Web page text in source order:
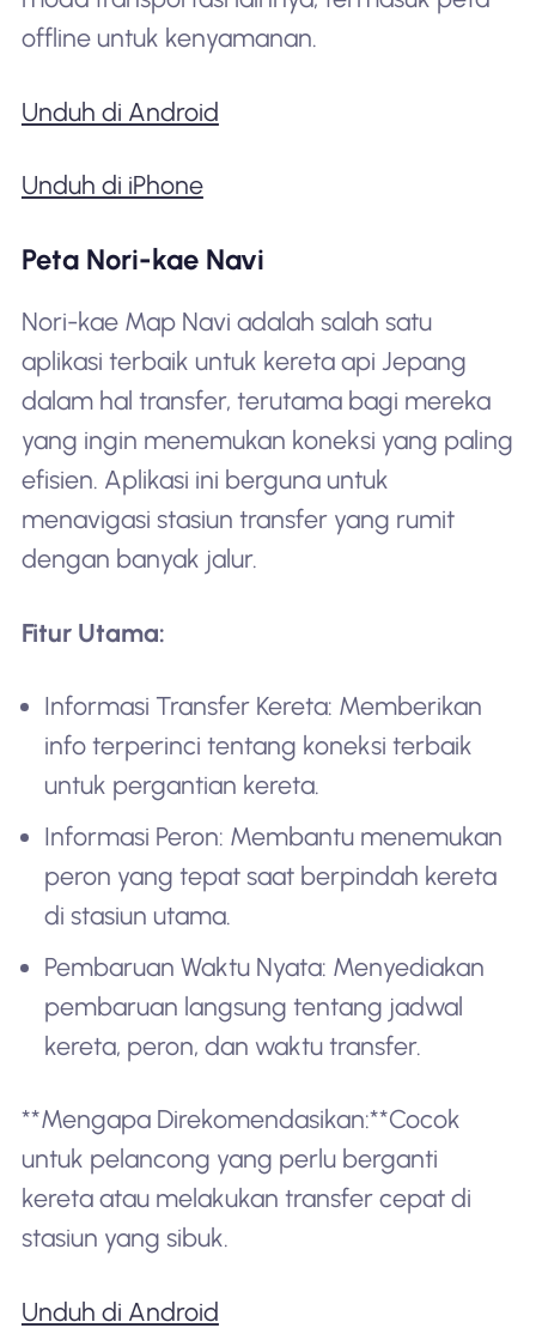
offline untuk kenyamanan.
Unduh di Android
Unduh di iPhone
Peta Nori-kae Navi
Nori-kae Map Navi adalah salah satu
aplikasi terbaik untuk kereta api Jepang
dalam hal transfer, terutama bagi mereka
yang ingin menemukan koneksi yang paling
efisien. Aplikasi ini berguna untuk
menavigasi stasiun transfer yang rumit
dengan banyak jalur.
Fitur Utama:
Informasi Transfer Kereta: Memberikan
info terperinci tentang koneksi terbaik
untuk pergantian kereta.
Informasi Peron: Membantu menemukan
peron yang tepat saat berpindah kereta
di stasiun utama.
Pembaruan Waktu Nyata: Menyediakan
pembaruan langsung tentang jadwal
kereta, peron, dan waktu transfer.
**Mengapa Direkomendasikan:**Cocok
untuk pelancong yang perlu berganti
kereta atau melakukan transfer cepat di
stasiun yang sibuk.
Unduh di Android